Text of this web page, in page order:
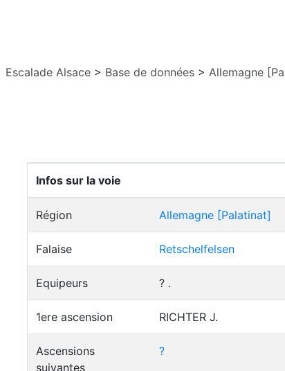
Escalade Alsace > Base de données > Allemagne
Infos sur la voie
Région Allemagne [Palatinat]
Falaise Retschelfelsen
Equipeurs ? .
1ere ascension RICHTER J.
Ascensions
suivantes
?